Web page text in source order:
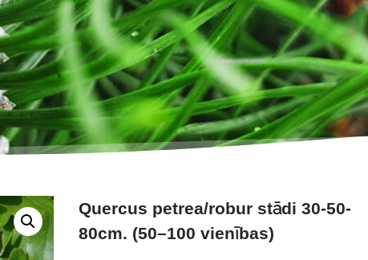
Quercus petrea/robur stādi 30-50-
80cm. (50–100 vienības)